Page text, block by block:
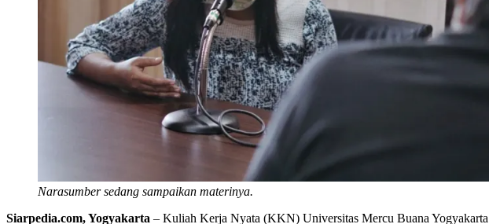
Narasumber sedang sampaikan materinya.
Siarpedia.com, Yogyakarta – Kuliah Kerja Nyata (KKN) Universitas Mercu Buana